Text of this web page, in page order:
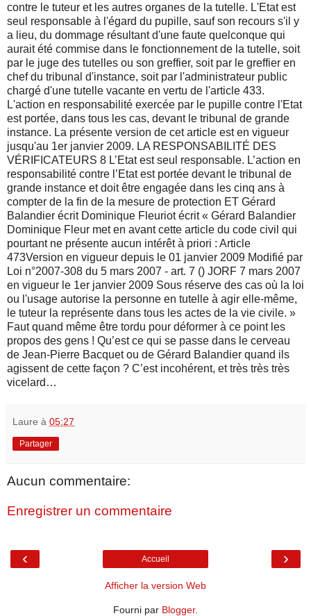
contre le tuteur et les autres organes de la tutelle. L'Etat est
seul responsable à l'égard du pupille, sauf son recours s'il y
a lieu, du dommage résultant d'une faute quelconque qui
aurait été commise dans le fonctionnement de la tutelle, soit
par le juge des tutelles ou son greffier, soit par le greffier en
chef du tribunal d'instance, soit par l'administrateur public
chargé d'une tutelle vacante en vertu de l'article 433.
L'action en responsabilité exercée par le pupille contre l'Etat
est portée, dans tous les cas, devant le tribunal de grande
instance. La présente version de cet article est en vigueur
jusqu'au 1er janvier 2009. LA RESPONSABILITÉ DES
VÉRIFICATEURS 8 L’Etat est seul responsable. L’action en
responsabilité contre l’Etat est portée devant le tribunal de
grande instance et doit être engagée dans les cinq ans à
compter de la fin de la mesure de protection ET Gérard
Balandier écrit Dominique Fleuriot écrit « Gérard Balandier
Dominique Fleur met en avant cette article du code civil qui
pourtant ne présente aucun intérêt à priori : Article
473Version en vigueur depuis le 01 janvier 2009 Modifié par
Loi n°2007-308 du 5 mars 2007 - art. 7 () JORF 7 mars 2007
en vigueur le 1er janvier 2009 Sous réserve des cas où la loi
ou l'usage autorise la personne en tutelle à agir elle-même,
le tuteur la représente dans tous les actes de la vie civile. »
Faut quand même être tordu pour déformer à ce point les
propos des gens ! Qu’est ce qui se passe dans le cerveau
de Jean-Pierre Bacquet ou de Gérard Balandier quand ils
agissent de cette façon ? C’est incohérent, et très très très
vicelard…
Laure à 05:27
Partager
Aucun commentaire:
Enregistrer un commentaire
‹ ›
Accueil
Afficher la version Web
Fourni par Blogger.